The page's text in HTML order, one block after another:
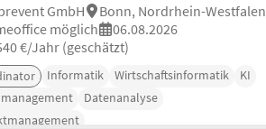
GmbH
Bonn, Nordrhein-Westfalen
möglich
06.08.2026
€/Jahr (geschätzt)
Informatik Wirtschaftsinformatik
KI
Datenanalyse